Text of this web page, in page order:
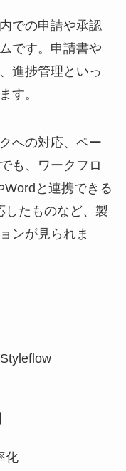
での申請や承認
です。申請書や
進捗管理といっ
す。
への対応、ペー
も、ワークフロ
と連携できる
したものなど、製
ンが見られま
化